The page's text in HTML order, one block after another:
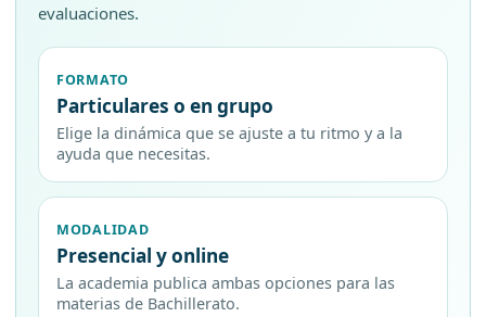
evaluaciones.
FORMATO
Particulares o en grupo
Elige la dinámica que se ajuste a tu ritmo y a la
ayuda que necesitas.
MODALIDAD
Presencial y online
La academia publica ambas opciones para las
materias de Bachillerato.